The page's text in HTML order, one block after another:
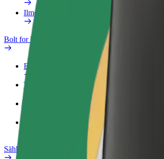
Ilmoita ajoneuvosta
Bolt for Business
Edut
Työprofiili
Sähköpyörät